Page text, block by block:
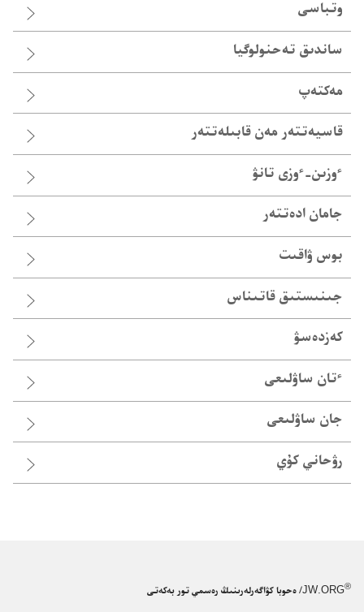
وتباسى
ساندىق تە‌حنولوگيا
مەكتەپ
قاسيە‌تتە‌ر مە‌ن قابىلە‌تتە‌ر
ٴوزىن-‏ٴوزى تانۋ
جامان ادە‌تتە‌ر
بوس ۋاقىت
جىنىستىق قاتىناس
كەزدەسۋ
ٴ‌تان ساۋلىعى
جان ساۋلىعى
رۋحاني كۇي
JW.ORG® / ەحوبا كۋاگەرلەرىنىڭ رەسمي تور بەكەتى